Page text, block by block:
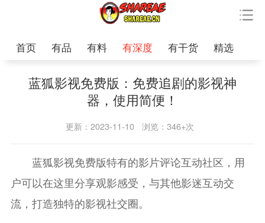
首页 有品 有料 有深度 有干货 精选
蓝狐影视免费版：免费追剧的影视神
器，使用简便！
更新：2023-11-10 浏览：346+次
蓝狐影视免费版特有的影片评论互动社区，用
户可以在这里分享观影感受，与其他影迷互动交
流，打造独特的影视社交圈。